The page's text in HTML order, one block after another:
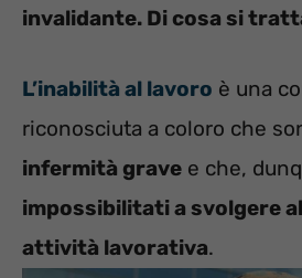
invalidante. Di cosa si
L’inabilità al lavoro è una
riconosciuta a coloro che
infermità grave e che,
impossibilitati a svolgere
attività lavorativa.